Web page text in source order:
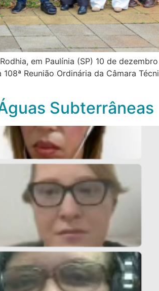
em Paulínia (SP) 10 de
Reunião Ordinária da Câmara
Subterrâneas